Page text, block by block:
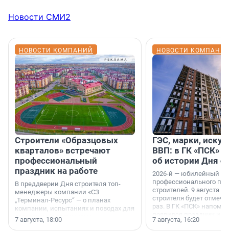
Новости СМИ2
НОВОСТИ КОМПАНИЙ
Строители «Образцовых
кварталов» встречают
профессиональный
праздник на работе
В преддверии Дня строителя топ-
менеджеры компании «СЗ
„Терминал-Ресурс“ — о планах
компании, испытаниях и поводах для
осторожного оптимизма.
7 августа, 18:00
НОВОСТИ
ГЭС, марки,
ВВП: в ГК «ПСК»
об истории Дня
2026-й — юбилейный
профессионального
строителей. 9 августа
строителя будет
раз. В ГК «ПСК»
поменялась роль
7 августа, 16:20